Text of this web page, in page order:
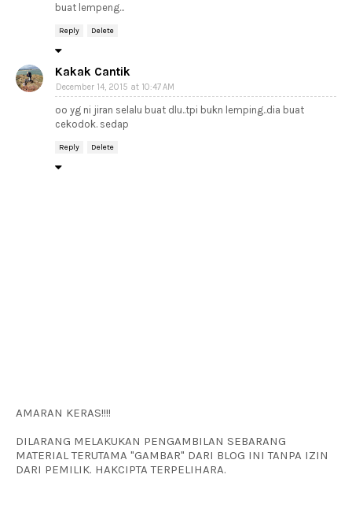
buat lempeng...
Reply Delete
Kakak Cantik
December 14, 2015 at 10:47 AM
oo yg ni jiran selalu buat dlu..tpi bukn lemping..dia buat
cekodok. sedap
Reply Delete
AMARAN KERAS!!!!
DILARANG MELAKUKAN PENGAMBILAN SEBARANG
MATERIAL TERUTAMA "GAMBAR" DARI BLOG INI TANPA IZIN
DARI PEMILIK. HAKCIPTA TERPELIHARA.